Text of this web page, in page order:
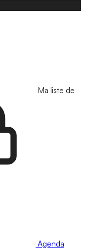
Ma liste de
Agenda